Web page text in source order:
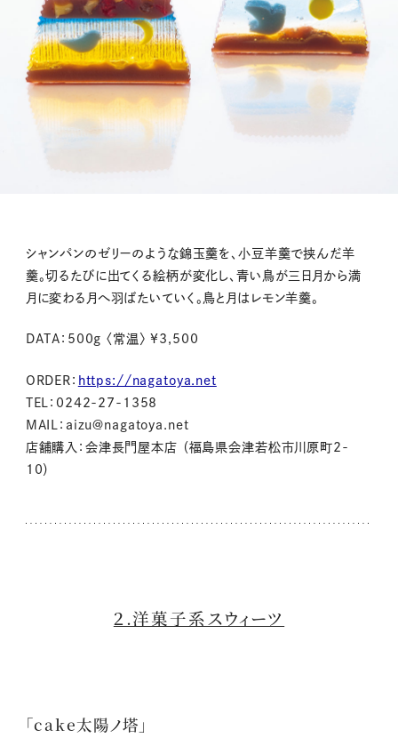
シャンパンのゼリーのような錦玉羹を、小豆羊羹で挟んだ羊
羹。切るたびに出てくる絵柄が変化し、青い鳥が三日月から満
月に変わる月へ羽ばたいていく。鳥と月はレモン羊羹。
DATA：500g 〈常温〉 ¥3,500
ORDER： https://nagatoya.net
TEL：0242-27-1358
MAIL：aizu@nagatoya.net
店舗購入：会津長門屋本店 （福島県会津若松市川原町2-
10）
２.洋菓子系スウィーツ
「cake太陽ノ塔」